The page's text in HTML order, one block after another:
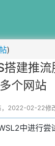
)
搭建推
个网站
，2022-02-22修
中进行尝